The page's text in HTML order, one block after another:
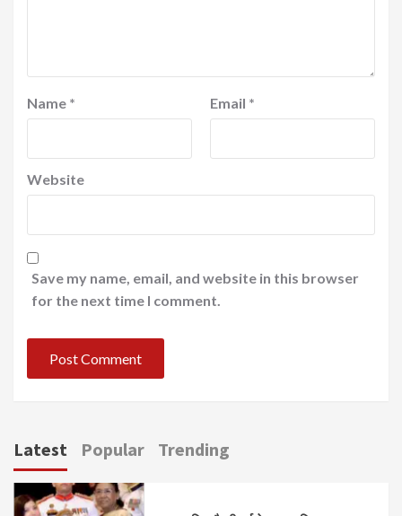
Name * Email *
Website
Save my name, email, and website in this browser
for the next time I comment.
Latest Popular Trending